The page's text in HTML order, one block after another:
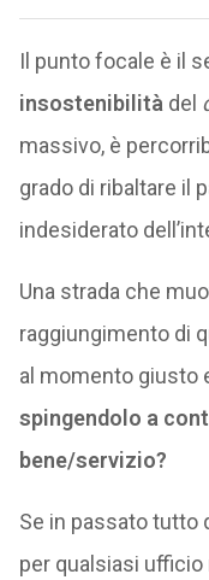
Il punto focale è il
insostenibilità del
massivo, è
grado di ribaltare il
indesiderato
Una strada che
raggiungimento di
al momento giusto
spingendolo a
bene/servizio?
Se in passato tutto
per qualsiasi ufficio